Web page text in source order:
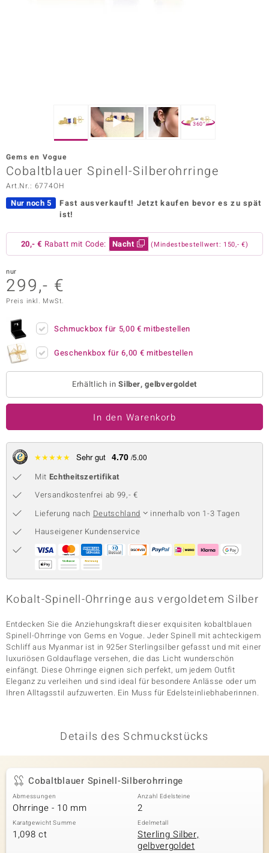
Vogue
Paraíso
Collection
Collection
Classics
360°
Gems en Vogue
Cobaltblauer Spinell-Silberohrringe
Art.Nr.: 6774OH
Nur noch 5 Fast ausverkauft! Jetzt kaufen bevor es zu spät
ist!
20,- € Rabatt mit Code: Nacht (Mindestbestellwert: 150,- €)
nur
299,- €
Preis inkl. MwSt.
Schmuckbox für 5,00 € mitbestellen
Geschenkbox für6,00 € mitbestellen
Erhältlich inSilber, gelbvergoldet
In den Warenkorb
★★★★★ Sehr gut 4.70 /5.00
Mit Echtheitszertifikat
Versandkostenfrei ab 99,- €
Lieferung nach Deutschland
innerhalb von 1-3 Tagen
Hauseigener Kundenservice
Kobalt-Spinell-Ohrringe aus vergoldetem Silber
Entdecken Sie die Anziehungskraft dieser exquisiten kobaltblauen
Spinell-Ohrringe von Gems en Vogue. Jeder Spinell mit achteckigem
Schliff aus Myanmar ist in 925er Sterlingsilber gefasst und mit einer
luxuriösen Goldauflage versehen, die das Licht wunderschön
einfängt. Diese Ohrringe eignen sich perfekt, um jedem Outfit
Eleganz zu verleihen und sind ideal für besondere Anlässe oder um
Ihren Alltagsstil aufzuwerten. Ein Muss für Edelsteinliebhaberinnen.
Details des Schmuckstücks
Cobaltblauer Spinell-Silberohrringe
Abmessungen
Ohrringe - 10 mm
Anzahl Edelsteine
2
Karatgewicht Summe
1,098 ct
Edelmetall
Sterling Silber,
gelbvergoldet